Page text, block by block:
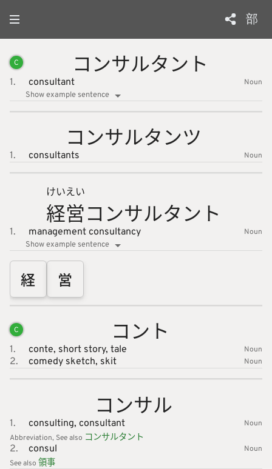
部
C コンサルタント
1. consultant
Noun
Show example sentence
コンサルタンツ
1. consultants Noun
経
けい
営
えい
コンサルタント
1. management consultancy
Noun
Show example sentence
経 営
C コント
1. conte, short story, tale Noun
2. comedy sketch, skit Noun
コンサル
1. consulting, consultant
Noun
Abbreviation See also コンサルタント
2. consul
Noun
See also 領事